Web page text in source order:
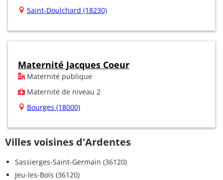
Saint-Doulchard (18230)
Maternité Jacques Coeur
Maternité publique
Maternité de niveau 2
Bourges (18000)
Villes voisines d'Ardentes
Sassierges-Saint-Germain (36120)
Jeu-les-Bois (36120)